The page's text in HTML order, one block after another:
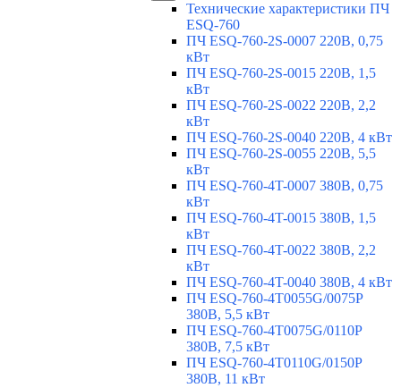
Технические характеристики ПЧ
ESQ-760
ПЧ ESQ-760-2S-0007 220В, 0,75
кВт
ПЧ ESQ-760-2S-0015 220В, 1,5
кВт
ПЧ ESQ-760-2S-0022 220В, 2,2
кВт
ПЧ ESQ-760-2S-0040 220В, 4 кВт
ПЧ ESQ-760-2S-0055 220В, 5,5
кВт
ПЧ ESQ-760-4T-0007 380В, 0,75
кВт
ПЧ ESQ-760-4T-0015 380В, 1,5
кВт
ПЧ ESQ-760-4T-0022 380В, 2,2
кВт
ПЧ ESQ-760-4T-0040 380В, 4 кВт
ПЧ ESQ-760-4T0055G/0075P
380В, 5,5 кВт
ПЧ ESQ-760-4T0075G/0110P
380В, 7,5 кВт
ПЧ ESQ-760-4T0110G/0150P
380В, 11 кВт